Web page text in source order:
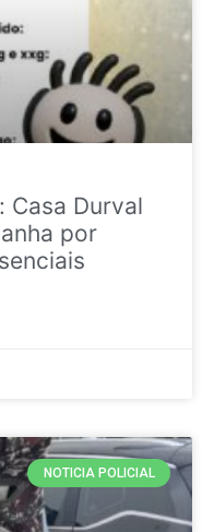
Casa Durval
por
NOTICIA POLICIAL